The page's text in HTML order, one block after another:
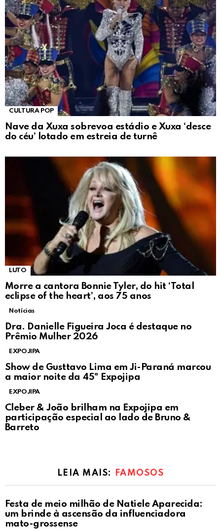
CULTURA POP
Nave da Xuxa sobrevoa estádio e Xuxa ‘desce
do céu’ lotado em estreia de turnê
LUTO
Morre a cantora Bonnie Tyler, do hit ‘Total
eclipse of the heart’, aos 75 anos
Notícias
Dra. Danielle Figueira Joca é destaque no
Prêmio Mulher 2026
EXPOJIPA
Show de Gusttavo Lima em Ji-Paraná marcou
a maior noite da 45ª Expojipa
EXPOJIPA
Cleber & João brilham na Expojipa em
participação especial ao lado de Bruno &
Barreto
LEIA MAIS: FAMOSOS
Festa de meio milhão de Natiele Aparecida:
um brinde à ascensão da influenciadora
mato-grossense